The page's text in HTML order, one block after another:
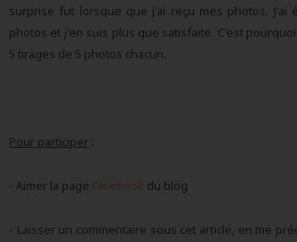
surprise fut lorsque que j'ai reçu mes photos.
photos et j'en suis plus que satisfaite. C'est
5 tirages de 5 photos chacun.
Pour participer :
- Aimer la page du blog
- Laisser un commentaire sous cet article, en me